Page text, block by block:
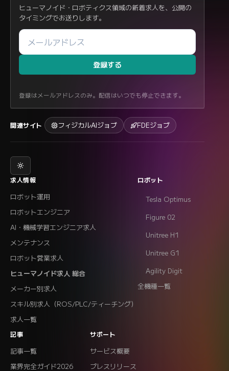
ヒューマノイド・ロボティクス領域の新着求人を、公開の
タイミングでお送りします。
登録する
登録はメールアドレスのみ。配信はいつでも停止できます。
関連サイト フィジカルAIジョブ FDEジョブ
求人情報
ロボット運用
ロボットエンジニア
AI・機械学習エンジニア求人
メンテナンス
ロボット営業求人
ヒューマノイド求人 総合
メーカー別求人
スキル別求人（ROS/PLC/ティーチング）
求人一覧
ロボット
Tesla Optimus
Figure 02
Unitree H1
Unitree G1
Agility Digit
全機種一覧
記事
記事一覧
業界完全ガイド2026
サポート
サービス概要
プレスリリース